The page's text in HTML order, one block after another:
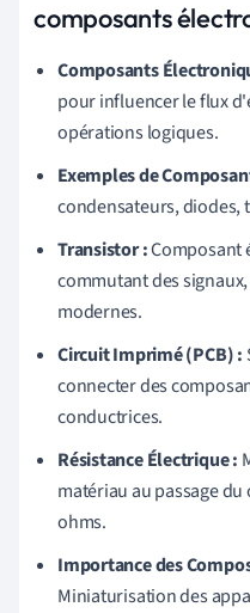
composants
Composants
pour influencer le flux
opérations logiques.
Exemples de
condensateurs, diodes,
Transistor :Composant
commutant des
modernes.
Circuit Imprimé (PCB) :
connecter des
conductrices.
Résistance Électrique :
matériau au passage
ohms.
Importance des
Miniaturisation des